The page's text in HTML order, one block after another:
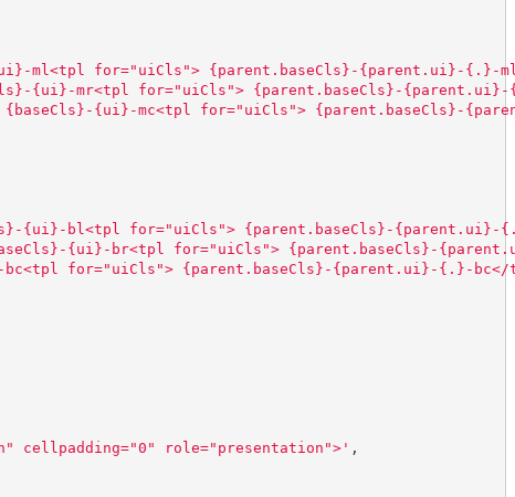
ml<tpl for="uiCls"> {parent.baseCls}-{parent.ui}-{.}-
{ui}-mr<tpl for="uiCls"> {parent.baseCls}-
{baseCls}-{ui}-mc<tpl for="uiCls"> {parent.baseCls}-
{ui}-bl<tpl for="uiCls"> {parent.baseCls}-
{ui}-br<tpl for="uiCls"> {parent.baseCls}-
bc<tpl for="uiCls"> {parent.baseCls}-{parent.ui}-{.}-
cellpadding="0" role="presentation">' ,